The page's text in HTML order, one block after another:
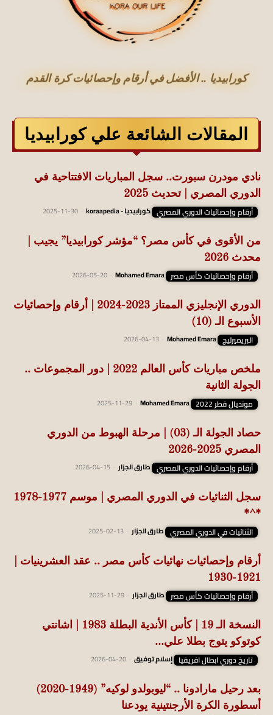
كورابيديا .. الأفضل في أرقام وإحصائيات كرة القدم
المقالات الشائعة علي كورابيديا
نادي مودرن سبورت.. سجل المباريات الافتتاحية في
الدوري المصري | تحديث 2025
أرقام وإحصائيات الدوري المصري كورابيديا - koraapedia 2025-11-30
من الأقوى في كأس مصر؟ “مؤشر كورابيديا” يجيب |
محدث 2026
أرقام وإحصائيات كأس مصر Mohamed Emara
2026-05-20
الدوري الإنجليزي الممتاز 2023-2024 | أرقام وإحصائيات
الأسبوع الـ (10)
البريميرليج Mohamed Emara
2026-04-13
ملخص مباريات كأس العالم 2022 | دور المجموعات ..
الجولة الثانية
مونديال قطر 2022 Mohamed Emara
2025-11-29
حصاد الجولة الـ (03) | مرحلة الهبوط من الدوري
المصري 2025-2026
أرقام وإحصائيات الدوري المصري طارق الجزار 2026-04-15
سجل الثنائيات في الدوري المصري | موسم 1977-1978
*^*
الثنائيات في الدوري المصري طارق الجزار 2025-02-13
أرقام وإحصائيات نهائيات كأس مصر .. عقد العشرينيات |
1921-1930
أرقام وإحصائيات كأس مصر طارق الجزار 2025-11-29
النسخة الـ 19 | كأس الأندية البطلة 1983 | اشانتي
كوتوكو يتوج بطلا علي...
تاريخ دوري ابطال افريقيا إسلام توفيق 2026-04-20
بعد رحيل مارادونا .. “ليوبولدو لوكيه” (1949-2020)
أسطورة الكرة الأرجنتينية يودعنا